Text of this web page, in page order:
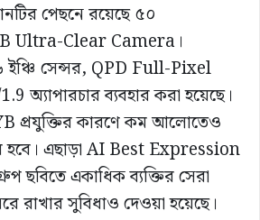
পেছনে রয়েছে ৫০
Ultra-Clear Camera।
ইঞ্চি সেন্সর, QPD Full-Pixel
অ্যাপারচার ব্যবহার করা হয়েছে।
প্রযুক্তির কারণে কম আলোতেও
হবে। এছাড়া AI Best Expression
ছবিতে একাধিক ব্যক্তির সেরা
রাখার সুবিধাও দেওয়া হয়েছে।